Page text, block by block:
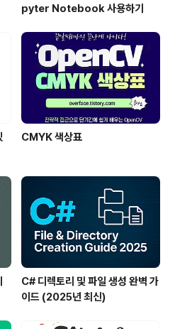
pyter Notebook 사용하기
CMYK 색상표
C# 디렉토리 및 파일 생성 완벽 가
이드 (2025년 최신)